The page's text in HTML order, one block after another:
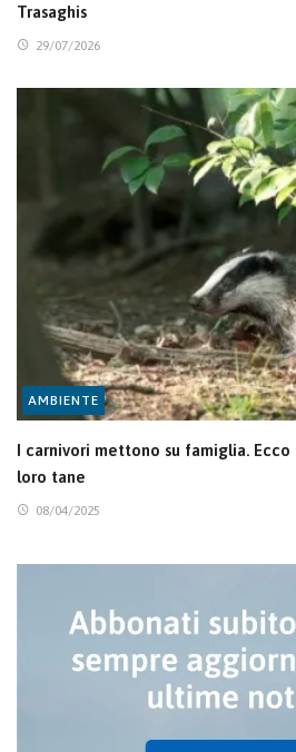
Trasaghis
29/07/2026
AMBIENTE
I carnivori mettono su famiglia.
loro tane
08/04/2025